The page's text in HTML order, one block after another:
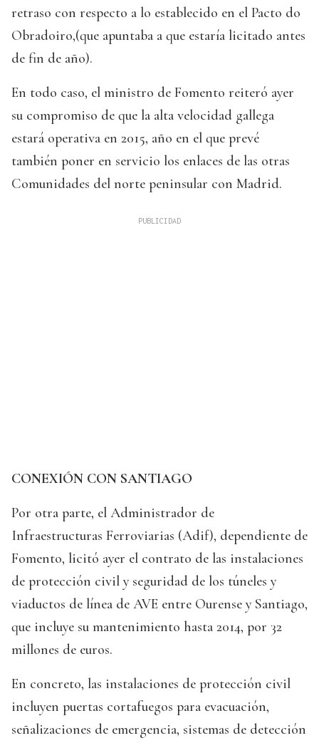
retraso con respecto a lo establecido en el Pacto do
Obradoiro,(que apuntaba a que estaría licitado antes
de fin de año).
En todo caso, el ministro de Fomento reiteró ayer
su compromiso de que la alta velocidad gallega
estará operativa en 2015, año en el que prevé
también poner en servicio los enlaces de las otras
Comunidades del norte peninsular con Madrid.
CONEXIÓN CON SANTIAGO
Por otra parte, el Administrador de
Infraestructuras Ferroviarias (Adif), dependiente de
Fomento, licitó ayer el contrato de las instalaciones
de protección civil y seguridad de los túneles y
viaductos de línea de AVE entre Ourense y Santiago,
que incluye su mantenimiento hasta 2014, por 32
millones de euros.
En concreto, las instalaciones de protección civil
incluyen puertas cortafuegos para evacuación,
señalizaciones de emergencia, sistemas de detección